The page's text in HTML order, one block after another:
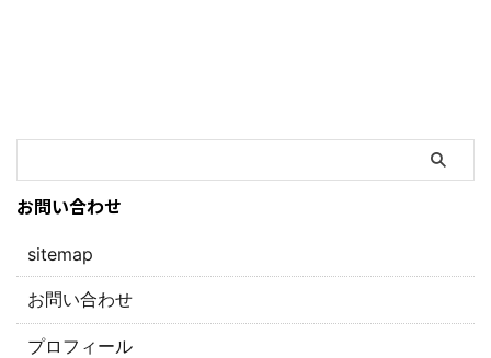
お問い合わせ
sitemap
お問い合わせ
プロフィール